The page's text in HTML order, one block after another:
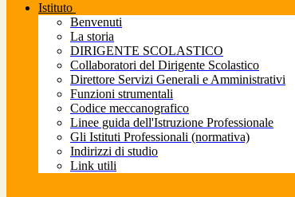
Istituto
Benvenuti
La storia
DIRIGENTE SCOLASTICO
Collaboratori del Dirigente Scolastico
Direttore Servizi Generali e Amministrativi
Funzioni strumentali
Codice meccanografico
Linee guida dell'Istruzione Professionale
Gli Istituti Professionali (normativa)
Indirizzi di studio
Link utili